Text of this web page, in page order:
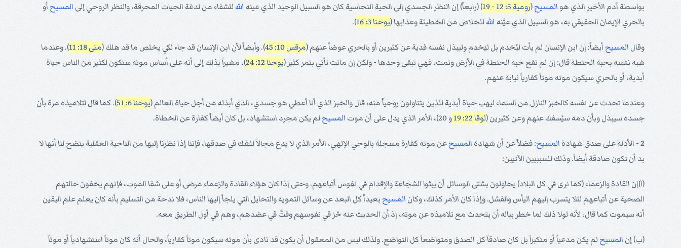
بواسطة آدم الأخير الذي هو المسيح(رومية 5: 12 - 19 ) (رابعاً) إن النظر الجسدي إلى الحية النحاسية كان هو السبيل الوحيد الذي عينه الله للشفاء من لدغة الحيات المحرقة، والنظر الروحي إلى المسيح أو
بالحري الإيمان الحقيقي به، هو السبيل الذي عيَّنه الله للخلاص من الخطيئة وعذابها (يوحنا 3: 16 ).
وقال المسيح أيضاً: إن ابن الإنسان لم يأت ليُخدم بل ليَخدم وليبذل نفسه فدية عن كثيرين أو بالحري عوضاً عنهم (مرقس 10: 45 ). وأيضاً لأن ابن الإنسان قد جاء لكي يخلص ما قد هلك (متى 18: 11
). وعندما
شبه نفسه بحبة الحنطة قال: إن لم تقع حبة الحنطة في الأرض وتمت، فهي تبقى وحدها - ولكن إن ماتت تأتي بثمر كثير (يوحنا 12: 24
)، مشيراً بذلك إلى أنه على أساس موته ستكون لكثير من الناس حياة
أبدية، أو بالحري سيكون موته موتاً كفارياً نيابة عنهم.
وعندما تحدث عن نفسه كالخبز النازل من السماء ليهب حياة أبدية للذين يتناولون روحياً منه، قال والخبز الذي أنا أعطي هو جسدي، الذي أبذله من أجل حياة العالم (يوحنا 6: 51
). كما قال لتلاميذه مرة بأن
جسده سيبذل وبأن دمه سيُسفك عنهم وعن كثيرين (لوقا 22: 19 و 20)، الأمر الذي يدل على أن موت المسيح لم يكن مجرد استشهاد، بل كان أيضاً كفارة عن الخطاة.
2 - الأدلة على صدق شهادة المسيح: فضلاً عن أن شهادة المسيحعن موته كفارة مسجلة بالوحي الإلهي، الأمر الذي لا يدع مجالاً للشك في صدقها، فإننا إذا نظرنا إليها من الناحية العقلية يتضح لنا أنها لا
بد أن تكون صادقة أيضاً. وذلك للسببيين الآتيين:
(ا)إن القادة والزعماء (كما نرى في كل البلاد) يحاولون بشتى الوسائل أن يبثوا الشجاعة والإقدام في نفوس أتباعهم. وحتى إذا كان هؤلاء القادة والزعماء مرضى أو على شفا الموت، فإنهم يخفون حالتهم
الصحية عن أتباعهم لئلا يتسرب إليهم اليأس والفشل. وإذا كان الأمر كذلك، وكان المسيحبعيداً كل البعد عن وسائل التمويه والتحايل التي يلجأ إليها الناس، فلا ندحة من التسليم بأنه كان يعلم علم اليقين
أنه سيموت كما قال، لأنه لولا ذلك لما خطر بباله أن يتحدث مع تلاميذه عن موته، إذ أن الحديث عنه حّز في نفوسهم وفتَّ في عضدهم، وهم في أول الطريق معه.
(ب) إن المسيح لم يكن مدعياً أو متكبراً بل كان صادقاً كل الصدق ومتواضعاً كل التواضع. ولذلك ليس من المعقول أن يكون قد نادى بأن موته سيكون موتاً كفارياً، والحال أنه كان موتاً استشهادياً أو موتاً